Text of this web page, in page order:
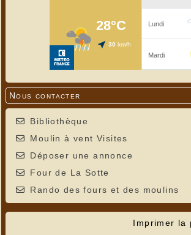
Nous contacter
Bibliothèque
Moulin à vent Visites
Déposer une annonce
Four de La Sotte
Rando des fours et des moulins
Imprimer la